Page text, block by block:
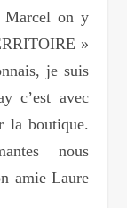
Marcel on y
»
je suis
c’est avec
la boutique.
nous
amie Laure